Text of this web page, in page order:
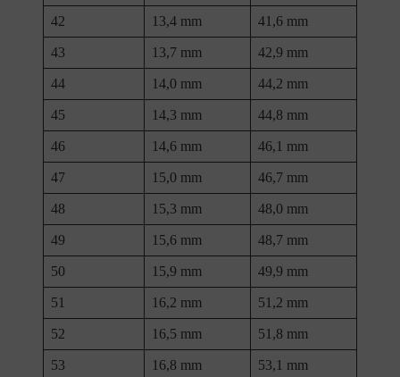
42 13,4 mm 41,6 mm
43 13,7 mm 42,9 mm
44 14,0 mm 44,2 mm
45 14,3 mm 44,8 mm
46 14,6 mm 46,1 mm
47 15,0 mm 46,7 mm
48 15,3 mm 48,0 mm
49 15,6 mm 48,7 mm
50 15,9 mm 49,9 mm
51 16,2 mm 51,2 mm
52 16,5 mm 51,8 mm
53 16,8 mm 53,1 mm